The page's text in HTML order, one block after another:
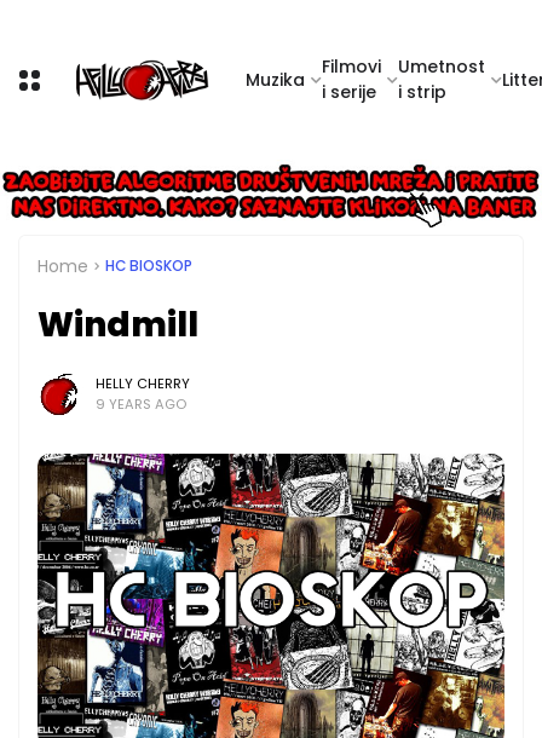
Muzika
Filmovi
i serije
Umetnost
i strip
Home HC BIOSKOP
Windmill
HELLY CHERRY
9 YEARS AGO